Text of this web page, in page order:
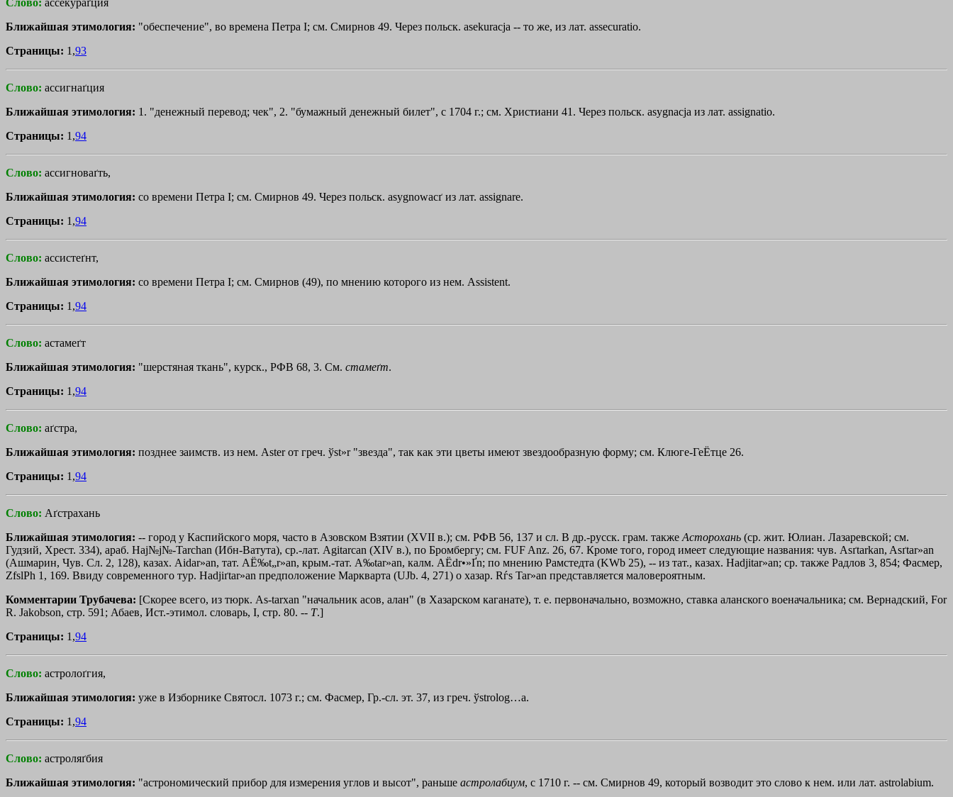
Ближайшая этимология: "обеспечение", во времена Петра I; см. Смирнов 49. Через польск. asekuracja -- то же, из лат. assecuratio.
Страницы: 1,93
Слово: ассигнаґция
Ближайшая этимология: 1. "денежный перевод; чек", 2. "бумажный денежный билет", с 1704 г.; см. Христиани 41. Через польск. asygnacja из лат. assignatio.
Страницы: 1,94
Слово: ассигноваґть,
Ближайшая этимология: со времени Петра I; см. Смирнов 49. Через польск. asygnowacґ из лат. assignare.
Страницы: 1,94
Слово: ассистеґнт,
Ближайшая этимология: со времени Петра I; см. Смирнов (49), по мнению которого из нем. Assistent.
Страницы: 1,94
Слово: астамеґт
Ближайшая этимология: "шерстяная ткань", курск., РФВ 68, 3. См. стамеґт.
Страницы: 1,94
Слово: аґстра,
Ближайшая этимология: позднее заимств. из нем. Aster от греч. ўst»r"звезда", так как эти цветы имеют звездообразную форму; см. Клюге-ГеЁтце 26.
Страницы: 1,94
Слово: Аґстрахань
Ближайшая этимология: -- город у Каспийского моря, часто в Азовском Взятии (XVII в.); см. РФВ 56, 137 и сл. В др.-русск. грам. также Асторохань (ср. жит. Юлиан. Лазаревской; см.
Гудзий, Хрест. 334), араб. Haj№j№-Tarchan (Ибн-Ватута), ср.-лат. Agitarcan (XIV в.), по Бромбергу; см. FUF Anz. 26, 67. Кроме того, город имеет следующие названия: чув. Asґtarkan, Asґtar»an
(Ашмарин, Чув. Сл. 2, 128), казах. Aidar»an, тат. AЁ‰t„r»an, крым.-тат. A‰tar»an, калм. AЁdr•»Ґn; по мнению Рамстедта (KWb 25), -- из тат., казах. Hadјitar»an; ср. также Радлов 3, 854; Фасмер,
ZfslPh 1, 169. Ввиду современного тур. Hadјiґtar»an предположение Маркварта (UJb. 4, 271) о хазар. Rѓs Tar»an представляется маловероятным.
Комментарии Трубачева: [Скорее всего, из тюрк. As-tarxan "начальник асов, алан" (в Хазарском каганате), т. е. первоначально, возможно, ставка аланского военачальника; см. Вернадский, For
R. Jakobson, стр. 591; Абаев, Ист.-этимол. словарь, I, стр. 80. -- Т.]
Страницы: 1,94
Слово: астролоґгия,
Ближайшая этимология: уже в Изборнике Святосл. 1073 г.; см. Фасмер, Гр.-сл. эт. 37, из греч. ўstrolog…a.
Страницы: 1,94
Слово: астроляґбия
Ближайшая этимология: "астрономический прибор для измерения углов и высот", раньше астролабиум, с 1710 г. -- см. Смирнов 49, который возводит это слово к нем. или лат. astrolabium.